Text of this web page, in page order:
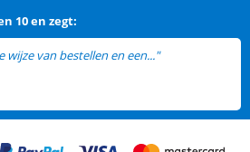
10 en zegt:
wijze van bestellen en een..."